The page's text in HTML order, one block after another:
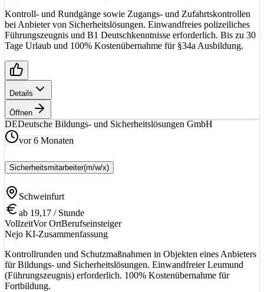
Kontroll- und Rundgänge sowie Zugangs- und Zufahrtskontrollen
bei Anbieter von Sicherheitslösungen. Einwandfreies polizeiliches
Führungszeugnis und B1 Deutschkenntnisse erforderlich. Bis zu 30
Tage Urlaub und 100% Kostenübernahme für §34a Ausbildung.
Details
Öffnen
DEDeutsche Bildungs- und Sicherheitslösungen GmbH
vor 6 Monaten
Sicherheitsmitarbeiter(m/w/x)
Schweinfurt
ab 19,17 / Stunde
VollzeitVor OrtBerufseinsteiger
Nejo KI-Zusammenfassung
Kontrollrunden und Schutzmaßnahmen in Objekten eines Anbieters
für Bildungs- und Sicherheitslösungen. Einwandfreier Leumund
(Führungszeugnis) erforderlich. 100% Kostenübernahme für
Fortbildung.